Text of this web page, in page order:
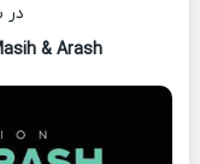
در
& Arash